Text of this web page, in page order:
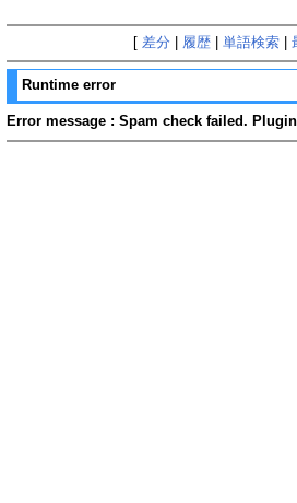
[ 差分 履歴| 単語検索|
Runtime error
Error message : Spam check failed.